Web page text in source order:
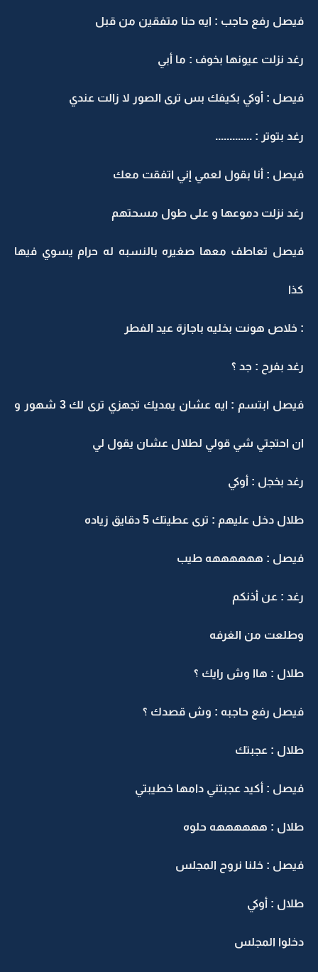
فيصل رفع حاجب : ايه حنا متفقين من قبل
رغد نزلت عيونها بخوف : ما أبي
فيصل : أوكي بكيفك بس ترى الصور لا زالت عندي
رغد بتوتر : .............
فيصل : أنا بقول لعمي إني اتفقت معك
رغد نزلت دموعها و على طول مسحتهم
فيصل تعاطف معها صغيره بالنسبه له حرام يسوي فيها
كذا
: خلاص هونت بخليه باجازة عيد الفطر
رغد بفرح : جد ؟
فيصل ابتسم : ايه عشان يمديك تجهزي ترى لك 3 شهور و
ان احتجتي شي قولي لطلال عشان يقول لي
رغد بخجل : أوكي
طلال دخل عليهم : ترى عطيتك 5 دقايق زياده
فيصل : ههههههه طيب
رغد : عن أذنكم
وطلعت من الغرفه
طلال : هاا وش رايك ؟
فيصل رفع حاجبه : وش قصدك ؟
طلال : عجبتك
فيصل : أكيد عجبتني دامها خطيبتي
طلال : ههههههه حلوه
فيصل : خلنا نروح المجلس
طلال : أوكي
دخلوا المجلس